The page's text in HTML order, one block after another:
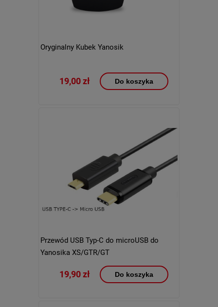
Oryginalny Kubek Yanosik
19,00 zł Do koszyka
Przewód USB Typ-C do microUSB do
Yanosika XS/GTR/GT
19,90 zł Do koszyka